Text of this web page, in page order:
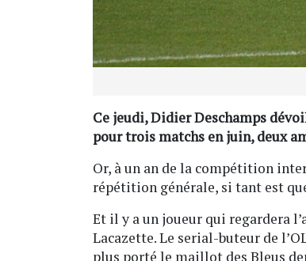
Ce jeudi, Didier Deschamps
pour trois matchs en juin, deux
Or, à un an de la compétition
répétition générale, si tant est
Et il y a un joueur qui regardera
Lacazette. Le serial-buteur de
plus porté le maillot des Bleus